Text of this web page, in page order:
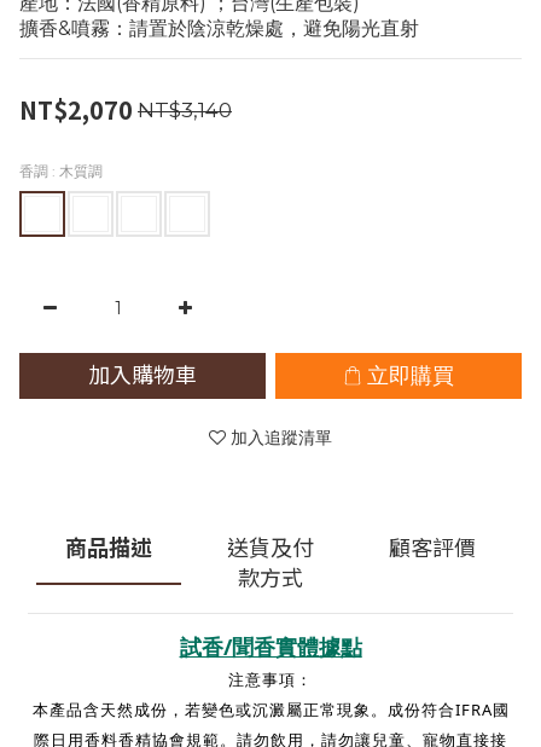
擴香&噴霧：請置於陰涼乾燥處，避免陽光直射
NT$2,070 NT$3,140
香調 : 木質調
加入購物車 立即購買
加入追蹤清單
商品描述
送貨及付
款方式
顧客評價
試香/聞香實體據點
注意事項：
本產品含天然成份，若變色或沉澱屬正常現象。成份符合IFRA國
際日用香料香精協會規範。請勿飲用，請勿讓兒童、寵物直接接